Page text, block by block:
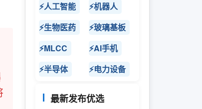
⚡人工智能
⚡机器人
⚡生物医药
⚡玻璃基板
⚡MLCC
⚡AI手机
⚡半导体
⚡电力设备
最新发布优选